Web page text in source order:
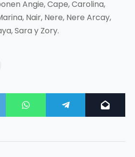
Angie, Cape, Carolina,
Nair, Nere, Nere Arcay,
Sara y Zory.